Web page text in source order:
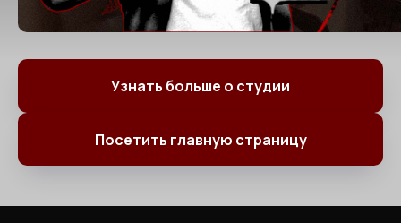
Узнать больше о студии
Посетить главную страницу